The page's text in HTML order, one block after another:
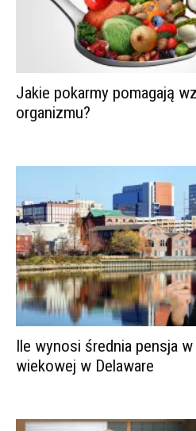
Jakie pokarmy pomagają
organizmu?
Ile wynosi średnia pensja
wiekowej w Delaware